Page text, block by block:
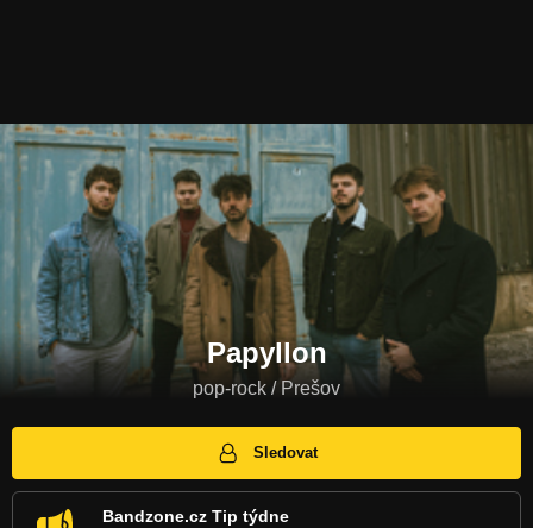
Papyllon
pop-rock / Prešov
Sledovat
Bandzone.cz Tip týdne